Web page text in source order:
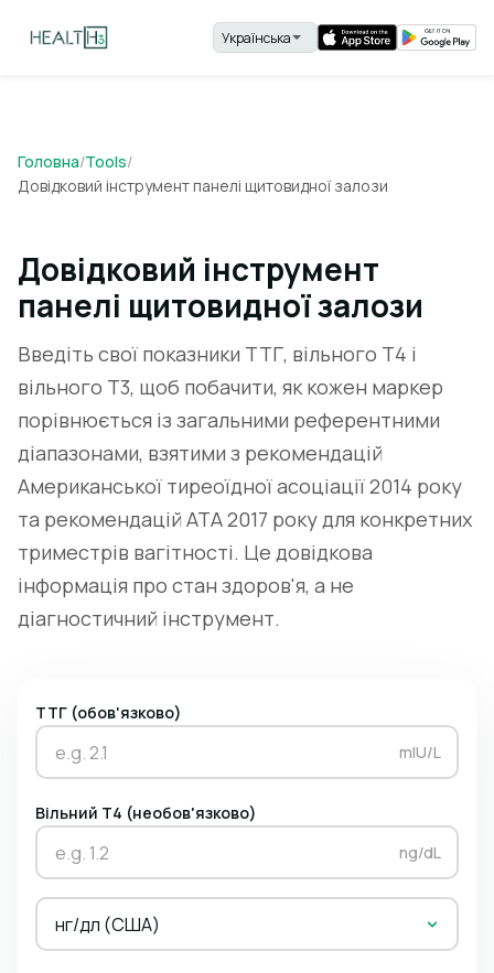
Головна/Tools/
Довідковий інструмент панелі щитовидної залози
Довідковий інструмент
панелі щитовидної залози
Введіть свої показники ТТГ, вільного Т4 і
вільного Т3, щоб побачити, як кожен маркер
порівнюється із загальними референтними
діапазонами, взятими з рекомендацій
Американської тиреоїдної асоціації 2014 року
та рекомендацій ATA 2017 року для конкретних
триместрів вагітності. Це довідкова
інформація про стан здоров'я, а не
діагностичний інструмент.
ТТГ (обов'язково)
mIU/L
Вільний Т4 (необов'язково)
ng/dL
нг/дл (США)